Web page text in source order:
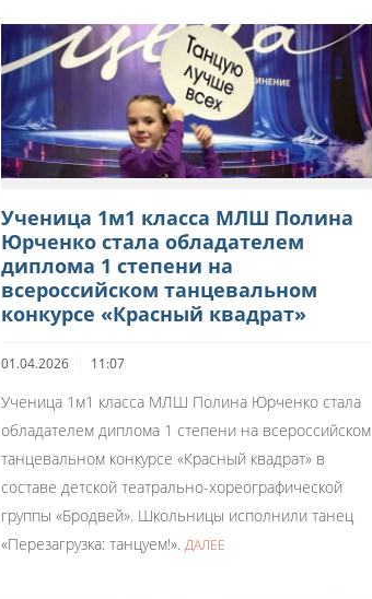
Ученица 1м1 класса МЛШ Полина
Юрченко стала обладателем
диплома 1 степени на
всероссийском танцевальном
конкурсе «Красный квадрат»
01.04.2026 11:07
Ученица 1м1 класса МЛШ Полина Юрченко стала
обладателем диплома 1 степени на всероссийском
танцевальном конкурсе «Красный квадрат» в
составе детской театрально-хореографической
группы «Бродвей». Школьницы исполнили танец
«Перезагрузка: танцуем!». ДАЛЕЕ